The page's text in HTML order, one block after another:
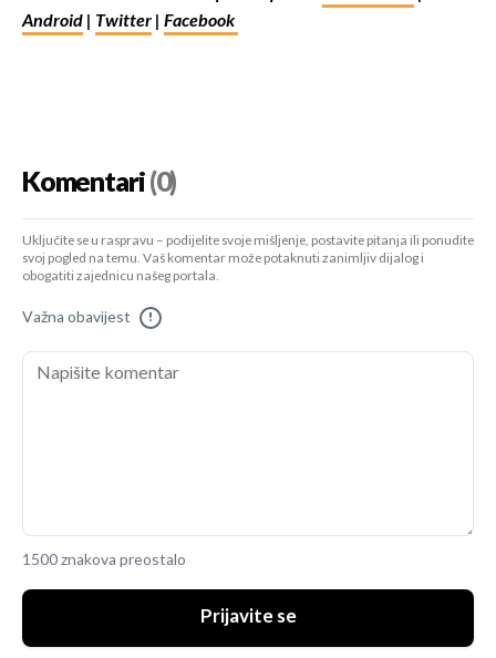
Android | Twitter | Facebook
Komentari(0)
Uključite se u raspravu – podijelite svoje mišljenje, postavite pitanja ili ponudite
svoj pogled na temu. Vaš komentar može potaknuti zanimljiv dijalog i
obogatiti zajednicu našeg portala.
Važna obavijest !
1500 znakova preostalo
Prijavite se